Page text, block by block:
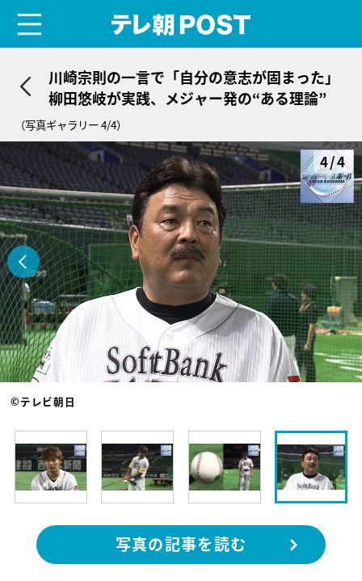
川崎宗則の一言で「自分の意志が固まった」
柳田悠岐が実践、メジャー発の“ある理論”
（写真ギャラリー 4/4）
4/4
©テレビ朝日
写真の記事を読む